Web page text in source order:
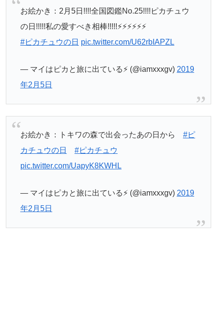
お絵かき：2月5日!!!!全国図鑑No.25!!!!ピカチュウ
の日!!!!!私の愛すべき相棒!!!!!⚡️⚡️⚡️⚡️⚡️⚡️
#ピカチュウの日 pic.twitter.com/U62rbIAPZL
— マイはピカと旅に出ている⚡️ (@iamxxxgv) 2019
年2月5日
お絵かき：トキワの森で出会ったあの日から #ピ
カチュウの日
#ピカチュウ
pic.twitter.com/UapyK8KWHL
— マイはピカと旅に出ている⚡️ (@iamxxxgv) 2019
年2月5日